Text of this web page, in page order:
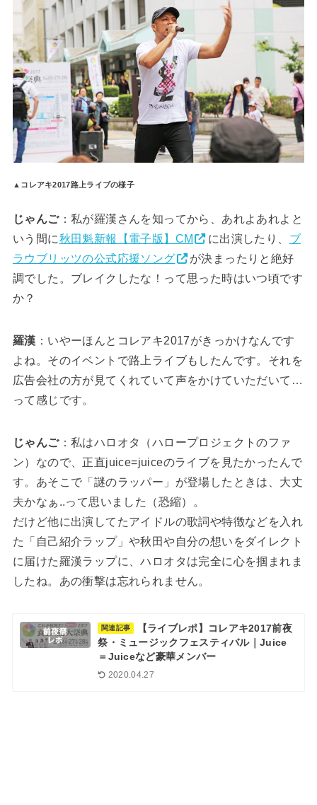
▲コレアキ2017路上ライブの様子
じゃんご：私が羅漢さんを知ってから、あれよあれよと
いう間に秋田魁新報【電子版】CM に出演したり、 ブ
ラウブリッツの公式応援ソング
が決まったりと絶好
調でした。ブレイクしたな！って思った時はいつ頃です
か？
羅漢 ：いやーほんとコレアキ2017がきっかけなんです
よね。そのイベントで路上ライブもしたんです。それを
広告会社の方が見てくれていて声をかけていただいて…
って感じです。
じゃんご：私はハロオタ（ハロープロジェクトのファ
ン）なので、正直juice=juiceのライブを見たかったんで
す。あそこで「謎のラッパー」が登場したときは、大丈
夫かなぁ..って思いました（恐縮）。
だけど他に出演してたアイドルの歌詞や特徴などを入れ
た「自己紹介ラップ」や秋田や自分の想いをダイレクト
に届けた羅漢ラップに、ハロオタは完全に心を掴まれま
したね。あの衝撃は忘れられません。
関連記事
【ライブレポ】コレアキ2017前夜
祭・ミュージックフェスティバル｜Juice
＝Juiceなど豪華メンバー
2020.04.27